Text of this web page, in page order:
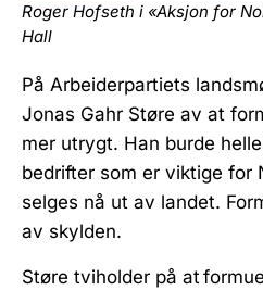
Roger Hofseth i «Aksjon for
Hall
På Arbeiderpartiets
Jonas Gahr Støre av at
mer utrygt. Han burde
bedrifter som er viktige for
selges nå ut av landet.
av skylden.
Støre tviholder på at